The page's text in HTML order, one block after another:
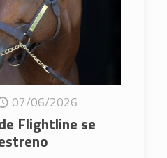
07/06/2026
Flightline se